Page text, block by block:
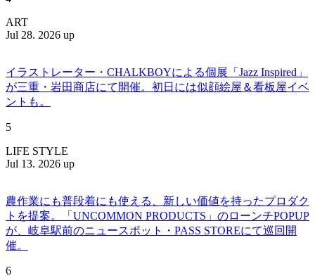
ART
Jul 28. 2026 up
イラストレーター・CHALKBOYによる個展「Jazz Inspired」
が三重・岩田商店にて開催。初日には似顔絵屋＆看板屋イベ
ントも。
5
LIFE STYLE
Jul 13. 2026 up
農作業にも普段着にも使える、新しい価値を持ったプロダク
トを提案。「UNCOMMON PRODUCTS」のローンチPOPUP
が、岐阜駅前のニュースポット・PASS STOREにて巡回開
催。
6